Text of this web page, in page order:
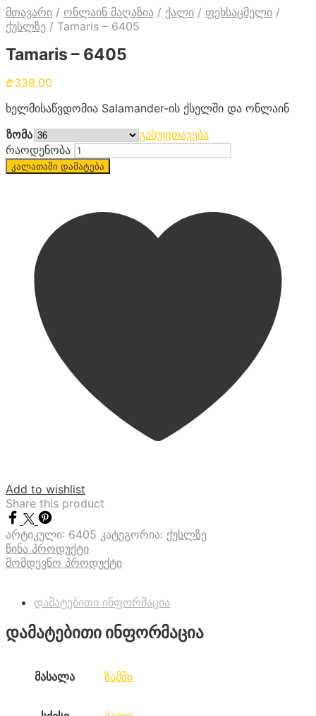
მთავარი / ონლაინ მაღაზია / ქალი / ფეხსაცმელი /
ქუსლზე / Tamaris – 6405
Tamaris – 6405
₾338.00
ხელმისაწვდომია Salamander-ის ქსელში და ონლაინ
ზომა
გასუფთავება
რაოდენობა
კალათაში დამატება
Add to wishlist
Share this product
არტიკული: 6405 კატეგორია: ქუსლზე
წინა პროდუქტი
მომდევნო პროდუქტი
დამატებითი ინფორმაცია
დამატებითი ინფორმაცია
მასალა ზამში